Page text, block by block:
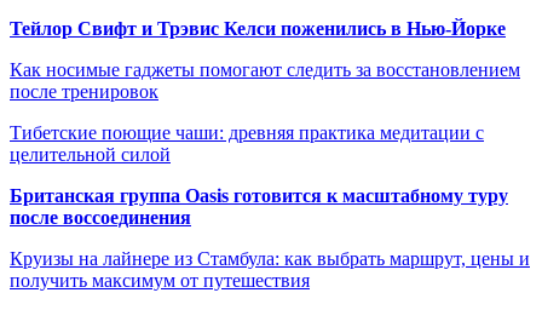
Тейлор Свифт и Трэвис Келси поженились в Нью-Йорке
Как носимые гаджеты помогают следить за восстановлением
после тренировок
Тибетские поющие чаши: древняя практика медитации с
целительной силой
Британская группа Oasis готовится к масштабному туру
после воссоединения
Круизы на лайнере из Стамбула: как выбрать маршрут, цены и
получить максимум от путешествия